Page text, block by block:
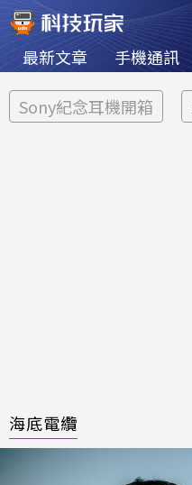
最新文章 手機通訊
Sony紀念耳機開箱
海底電纜